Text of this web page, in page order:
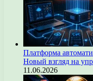
Платформа
Новый взгляд на
11.06.2026